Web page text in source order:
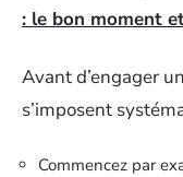
: le bon moment
Avant d’engager
s’imposent
Commencez par